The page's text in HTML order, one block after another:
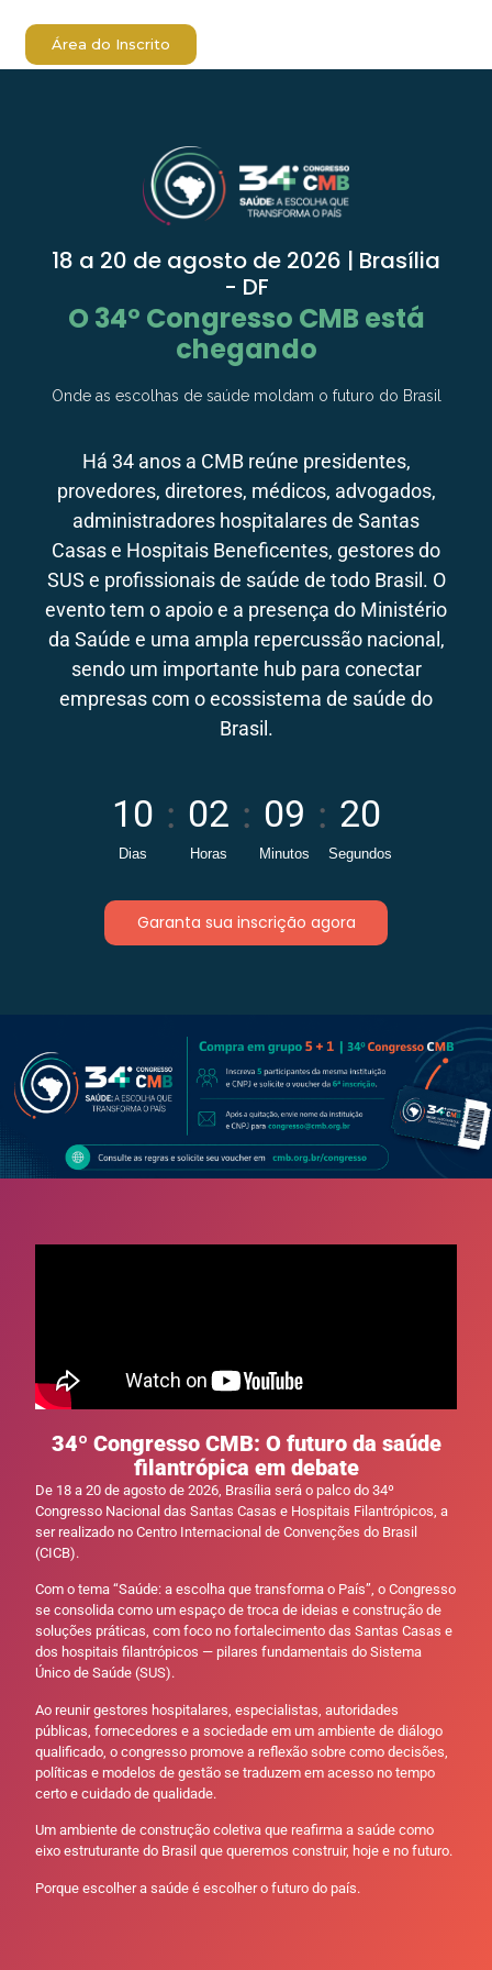
Área do Inscrito
18 a 20 de agosto de 2026 | Brasília
- DF
O 34º Congresso CMB está
chegando
Onde as escolhas de saúde moldam o futuro do Brasil
Há 34 anos a CMB reúne presidentes,
provedores, diretores, médicos, advogados,
administradores hospitalares de Santas
Casas e Hospitais Beneficentes, gestores do
SUS e profissionais de saúde de todo Brasil. O
evento tem o apoio e a presença do Ministério
da Saúde e uma ampla repercussão nacional,
sendo um importante hub para conectar
empresas com o ecossistema de saúde do
Brasil.
10 :
Dias
02 :
Horas
09 :
Minutos
19
Segundos
Garanta sua inscrição agora
34º Congresso CMB: O futuro da saúde
filantrópica em debate
De 18 a 20 de agosto de 2026, Brasília será o palco do 34º
Congresso Nacional das Santas Casas e Hospitais Filantrópicos, a
ser realizado no Centro Internacional de Convenções do Brasil
(CICB).
Com o tema “Saúde: a escolha que transforma o País”, o Congresso
se consolida como um espaço de troca de ideias e construção de
soluções práticas, com foco no fortalecimento das Santas Casas e
dos hospitais filantrópicos — pilares fundamentais do Sistema
Único de Saúde (SUS).
Ao reunir gestores hospitalares, especialistas, autoridades
públicas, fornecedores e a sociedade em um ambiente de diálogo
qualificado, o congresso promove a reflexão sobre como decisões,
políticas e modelos de gestão se traduzem em acesso no tempo
certo e cuidado de qualidade.
Um ambiente de construção coletiva que reafirma a saúde como
eixo estruturante do Brasil que queremos construir, hoje e no futuro.
Porque escolher a saúde é escolher o futuro do país.